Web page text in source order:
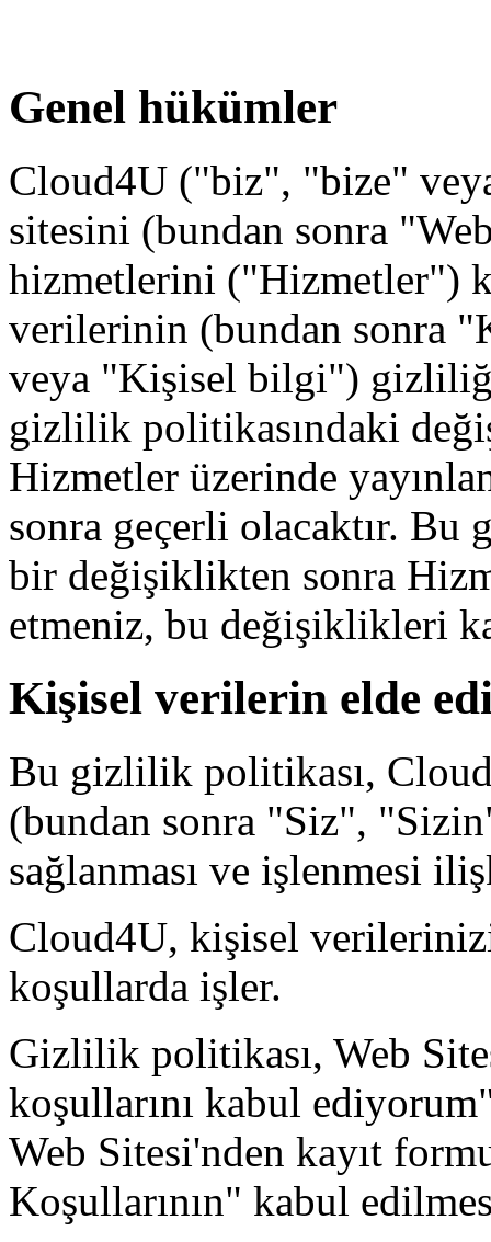
Genel hükümler
Cloud4U ("biz", "bize"
sitesini (bundan sonra
hizmetlerini ("Hizmetler")
verilerinin (bundan sonra
veya "Kişisel bilgi")
gizlilik politikasındaki
Hizmetler üzerinde
sonra geçerli olacaktır.
bir değişiklikten sonra
etmeniz, bu değişiklikleri
Kişisel verilerin elde
Bu gizlilik politikası,
(bundan sonra "Siz",
sağlanması ve işlenmesi
Cloud4U, kişisel
koşullarda işler.
Gizlilik politikası, Web
koşullarını kabul
Web Sitesi'nden kayıt
Koşullarının" kabul